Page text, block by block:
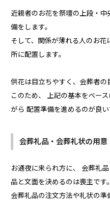
近親者のお花を祭壇の上段・
備をします。
そして、関係が薄れる人のお
所に配置します。
供花は目立ちやすく、会葬者の
このため、 上記の基本をベー
がら 配置準備を進めるのが良い
会葬礼品・会葬礼状の用意
お通夜に来られ方に、 会葬礼
品と文面を決めるのは喪主です。
会葬礼品の注文方法や礼状の